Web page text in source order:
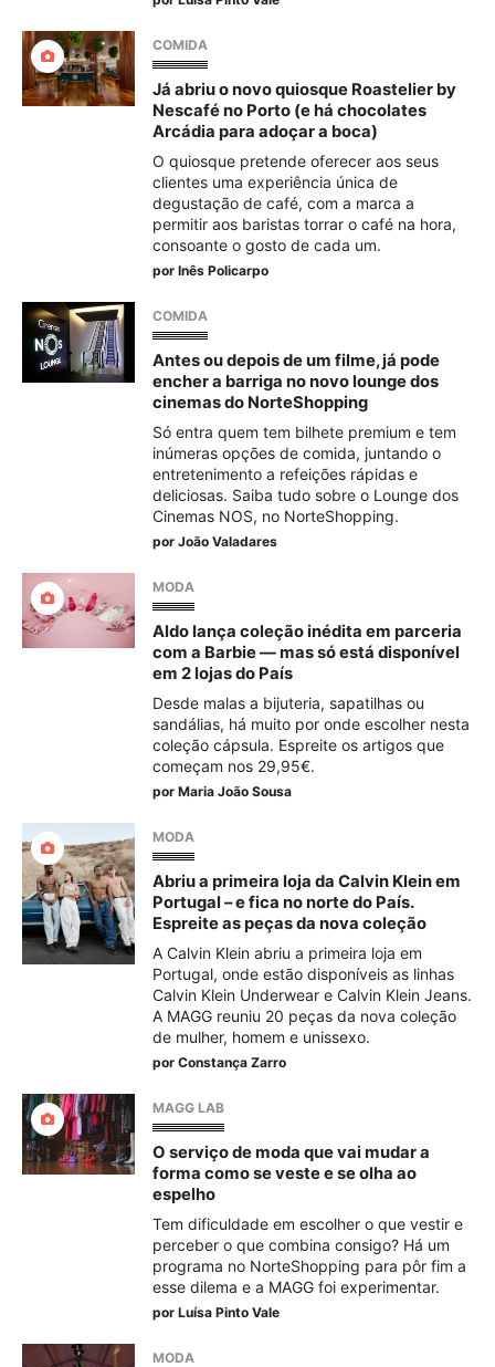
COMIDA
Já abriu o novo quiosque Roastelier by
Nescafé no Porto (e há chocolates
Arcádia para adoçar a boca)
O quiosque pretende oferecer aos seus
clientes uma experiência única de
degustação de café, com a marca a
permitir aos baristas torrar o café na hora,
consoante o gosto de cada um.
por Inês Policarpo
COMIDA
Antes ou depois de um filme, já pode
encher a barriga no novo lounge dos
cinemas do NorteShopping
Só entra quem tem bilhete premium e tem
inúmeras opções de comida, juntando o
entretenimento a refeições rápidas e
deliciosas. Saiba tudo sobre o Lounge dos
Cinemas NOS, no NorteShopping.
por João Valadares
MODA
Aldo lança coleção inédita em parceria
com a Barbie — mas só está disponível
em 2 lojas do País
Desde malas a bijuteria, sapatilhas ou
sandálias, há muito por onde escolher nesta
coleção cápsula. Espreite os artigos que
começam nos 29,95€.
por Maria João Sousa
MODA
Abriu a primeira loja da Calvin Klein em
Portugal – e fica no norte do País.
Espreite as peças da nova coleção
A Calvin Klein abriu a primeira loja em
Portugal, onde estão disponíveis as linhas
Calvin Klein Underwear e Calvin Klein Jeans.
A MAGG reuniu 20 peças da nova coleção
de mulher, homem e unissexo.
por Constança Zarro
MAGG LAB
O serviço de moda que vai mudar a
forma como se veste e se olha ao
espelho
Tem dificuldade em escolher o que vestir e
perceber o que combina consigo? Há um
programa no NorteShopping para pôr fim a
esse dilema e a MAGG foi experimentar.
por Luísa Pinto Vale
MODA